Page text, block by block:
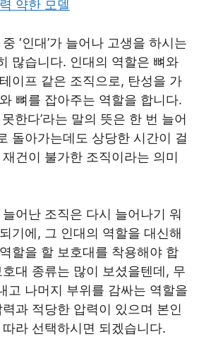
약한 모델
‘인대’가 늘어나 고생을 하시는
많습니다. 인대의 역할은 뼈와
이프 같은 조직으로, 탄성을 가
뼈를 잡아주는 역할을 합니다.
한다’라는 말의 뜻은 한 번 늘어
돌아가는데도 상당한 시간이 걸
건이 불가한 조직이라는 의미
어난 조직은 다시 늘어나기 워
기에, 그 인대의 역할을 대신해
할을 할 보호대를 착용해야 합
대 종류는 많이 보셨을텐데, 무
고 나머지 부위를 감싸는 역할을
과 적당한 압력이 있으며 본인
라 선택하시면 되겠습니다.